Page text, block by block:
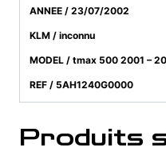
ANNEE / 23/07/2002
KLM / inconnu
MODEL / tmax 500 2001 –
REF / 5AH1240G0000
Produits